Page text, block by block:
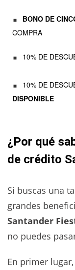
BONO DE
COMPRA
10% DE
10% DE
DISPONIBLE
¿Por qué
de crédito
Si buscas una
grandes
Santander
no puedes
En primer